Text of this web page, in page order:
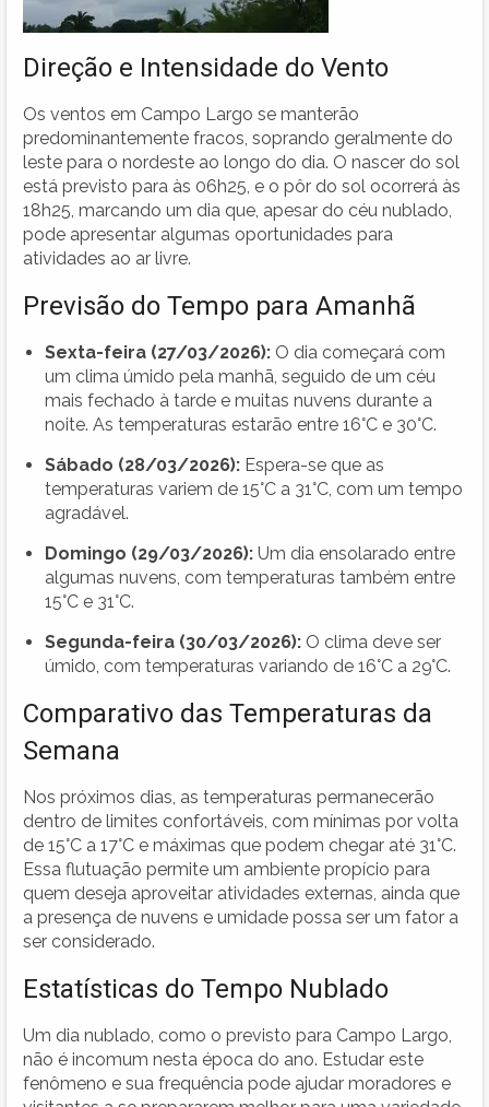
Direção e Intensidade do Vento
Os ventos em Campo Largo se manterão
predominantemente fracos, soprando geralmente do
leste para o nordeste ao longo do dia. O nascer do sol
está previsto para às 06h25, e o pôr do sol ocorrerá às
18h25, marcando um dia que, apesar do céu nublado,
pode apresentar algumas oportunidades para
atividades ao ar livre.
Previsão do Tempo para Amanhã
Sexta-feira (27/03/2026): O dia começará com
um clima úmido pela manhã, seguido de um céu
mais fechado à tarde e muitas nuvens durante a
noite. As temperaturas estarão entre 16°C e 30°C.
Sábado (28/03/2026): Espera-se que as
temperaturas variem de 15°C a 31°C, com um tempo
agradável.
Domingo (29/03/2026): Um dia ensolarado entre
algumas nuvens, com temperaturas também entre
15°C e 31°C.
Segunda-feira (30/03/2026): O clima deve ser
úmido, com temperaturas variando de 16°C a 29°C.
Comparativo das Temperaturas da
Semana
Nos próximos dias, as temperaturas permanecerão
dentro de limites confortáveis, com mínimas por volta
de 15°C a 17°C e máximas que podem chegar até 31°C.
Essa flutuação permite um ambiente propício para
quem deseja aproveitar atividades externas, ainda que
a presença de nuvens e umidade possa ser um fator a
ser considerado.
Estatísticas do Tempo Nublado
Um dia nublado, como o previsto para Campo Largo,
não é incomum nesta época do ano. Estudar este
fenômeno e sua frequência pode ajudar moradores e